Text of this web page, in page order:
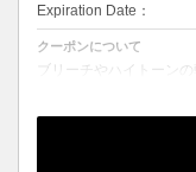
Expiration Date：
クーポンについて
ブリーチやハイトーン
女も夢中！全ての世代